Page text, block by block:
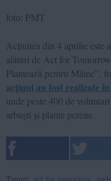
foto: PMT
Acțiunea din 4 aprilie este
alături de Act for
Plantează pentru Mâine”,
acțiuni au fost realizate
unde peste 400 de
arbuști și plante perene.